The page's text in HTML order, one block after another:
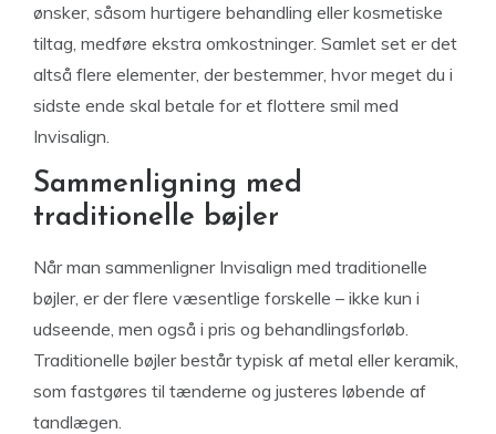
ønsker, såsom hurtigere behandling eller kosmetiske
tiltag, medføre ekstra omkostninger. Samlet set er det
altså flere elementer, der bestemmer, hvor meget du i
sidste ende skal betale for et flottere smil med
Invisalign.
Sammenligning med
traditionelle bøjler
Når man sammenligner Invisalign med traditionelle
bøjler, er der flere væsentlige forskelle – ikke kun i
udseende, men også i pris og behandlingsforløb.
Traditionelle bøjler består typisk af metal eller keramik,
som fastgøres til tænderne og justeres løbende af
tandlægen.